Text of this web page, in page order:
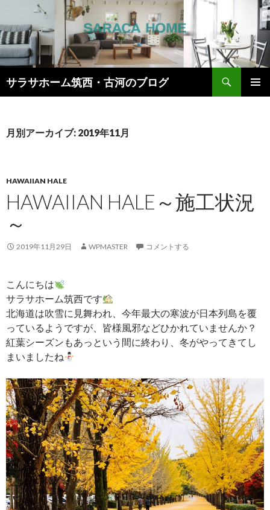
サラサホーム筑西・古河のブログ
索
ン
キ
ッ
プ
月別アーカイブ: 2019年11月
HAWAIIAN HALE
HAWAIIAN HALE～施工状況
～
2019年11月29日 WPMASTER コメントする
こんにちは
サラサホーム筑西です
北海道は吹雪に見舞われ、今年最大の寒波が日本列島を覆
っているようですが、皆様風邪などひかれていませんか？
紅葉シーズンもあっという間に終わり、冬がやってきてし
まいましたね